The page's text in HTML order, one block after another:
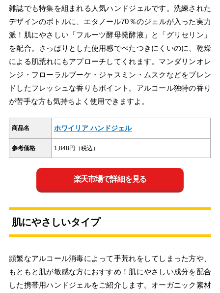
雑誌でも特集を組まれる人気ハンドジェルです。洗練された
デザインのボトルに、エタノール70％のジェルが入った実力
派！肌にやさしい「フルーツ酵母発酵液」と「グリセリン」
を配合。さっぱりとした使用感でべたつきにくいのに、乾燥
による肌荒れにもアプローチしてくれます。マンダリンオレ
ンジ・フローラルブーケ・ジャスミン・ムスクなどをブレン
ドしたフレッシュな香りもポイント。アルコール独特の香り
が苦手な方も気持ちよく使用できますよ。
商品名 ホワイリア ハンドジェル
参考価格 1,848円（税込）
楽天市場で詳細を見る
肌にやさしいタイプ
頻繁なアルコール消毒によって手荒れをしてしまった方や、
もともと肌が敏感な方におすすめ！肌にやさしい成分を配合
した携帯用ハンドジェルをご紹介します。オーガニック素材